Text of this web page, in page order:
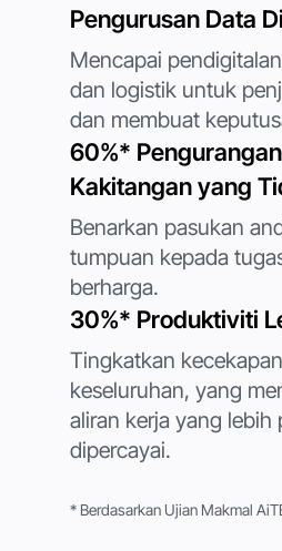
Dengan melanggan anda
dan memberikan persetujuan
Hantar
Hantar
Pengurusan Data
Mencapai
dan logistik untuk
dan membuat
60%*
Kakitangan yang
Benarkan pasukan
tumpuan kepada
berharga.
30%* Produktiviti
Tingkatkan
keseluruhan, yang
aliran kerja yang lebih
dipercayai.
* Berdasarkan Ujian Makmal